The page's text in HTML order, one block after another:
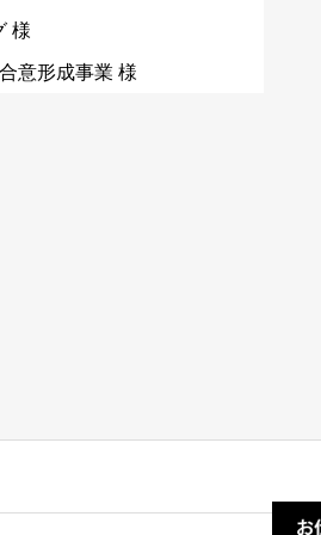
様
意形成事業 様